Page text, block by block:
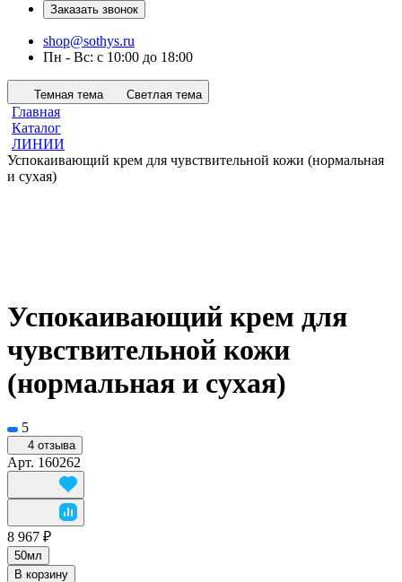
Заказать звонок
shop@sothys.ru
Пн - Вс: с 10:00 до 18:00
Темная тема Светлая тема
Главная
Каталог
ЛИНИИ
Успокаивающий крем для чувствительной кожи (нормальная
и сухая)
Успокаивающий крем для
чувствительной кожи
(нормальная и сухая)
5
4 отзыва
Арт. 160262
8 967 ₽
50мл
В корзину